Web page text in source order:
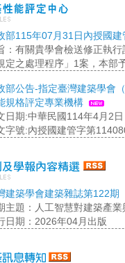
部115年07月31日內授國
：有關貴學會檢送修正執
定之處理程序」1案，本部
部公告-指定臺灣建築學會
規格評定專業機構
日期:中華民國114年4月2日
字號:內授國建管字第
建築學會建築雜誌第122期
主題：人工智慧對建築產
日期：2026年04月出版